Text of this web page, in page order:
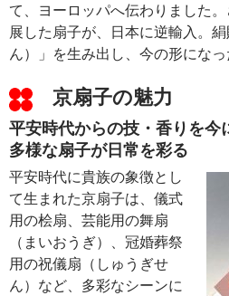
て、ヨーロッパへ伝わりました
展した扇子が、日本に逆輸入。
ん）」を生み出し、今の形になっ
京扇子の魅力
平安時代からの技・香りを今
多様な扇子が日常を彩る
平安時代に貴族の象徴とし
て生まれた京扇子は、儀式
用の桧扇、芸能用の舞扇
（まいおうぎ）、冠婚葬祭
用の祝儀扇（しゅうぎせ
ん）など、多彩なシーンに